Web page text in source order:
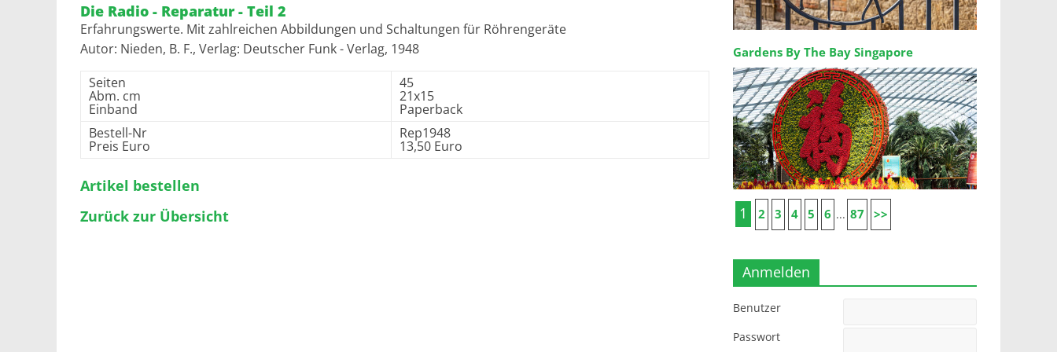
Die Radio - Reparatur - Teil 2
Erfahrungswerte. Mit zahlreichen Abbildungen und Schaltungen für Röhrengeräte
Autor: Nieden, B. F., Verlag: Deutscher Funk - Verlag, 1948
Seiten
Abm. cm
Einband
45
21x15
Paperback
Bestell-Nr
Preis Euro
Rep1948
13,50 Euro
Artikel bestellen
Zurück zur Übersicht
Gardens By The Bay Singapore
1 2 3 4 5 6 ... 87 >>
Anmelden
Benutzer
Passwort